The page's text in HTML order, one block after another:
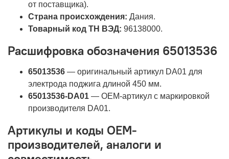
от поставщика).
Страна происхождения: Дания.
Товарный код ТН ВЭД: 96138000.
Расшифровка обозначения 65013536
65013536 — оригинальный артикул DA01 для
электрода поджига длиной 450 мм.
65013536-DA01 — OEM-артикул с маркировкой
производителя DA01.
Артикулы и коды OEM-
производителей, аналоги и